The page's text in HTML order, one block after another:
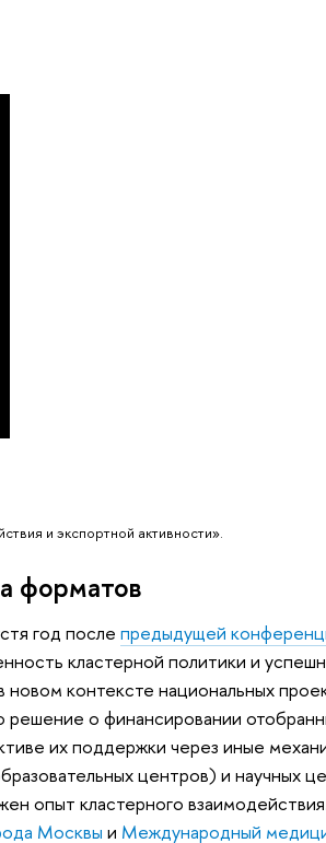
и экспортной активности».
форматов
год после предыдущей
кластерной политики и
контексте национальных
решение о финансировании
их поддержки через иные
центров) и научных
опыт кластерного
Москвы и Международный